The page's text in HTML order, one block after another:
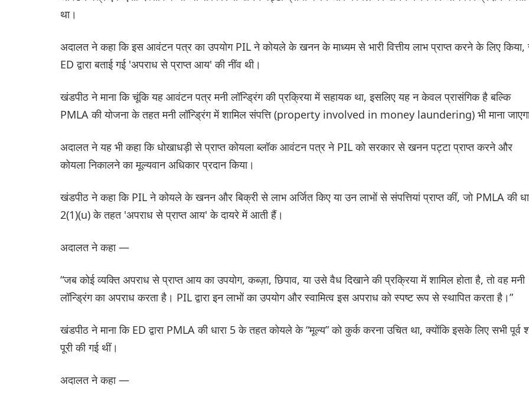
था।
अदालत ने कहा कि इस आवंटन पत्र का उपयोग PIL ने कोयले के खनन के माध्यम से भारी वित्तीय लाभ प्राप्त करने के लिए किया,
ED द्वारा बताई गई 'अपराध से प्राप्त आय' की नींव थी।
खंडपीठ ने माना कि चूंकि यह आवंटन पत्र मनी लॉन्ड्रिंग की प्रक्रिया में सहायक था, इसलिए यह न केवल प्रासंगिक है बल्कि
PMLA की योजना के तहत मनी लॉन्ड्रिंग में शामिल संपत्ति (property involved in money laundering) भी माना
अदालत ने यह भी कहा कि धोखाधड़ी से प्राप्त कोयला ब्लॉक आवंटन पत्र ने PIL को सरकार से खनन पट्टा प्राप्त करने और
कोयला निकालने का मूल्यवान अधिकार प्रदान किया।
खंडपीठ ने कहा कि PIL ने कोयले के खनन और बिक्री से लाभ अर्जित किए या उन लाभों से संपत्तियां प्राप्त कीं, जो PMLA की
2(1)(u) के तहत 'अपराध से प्राप्त आय' के दायरे में आती हैं।
अदालत ने कहा —
“जब कोई व्यक्ति अपराध से प्राप्त आय का उपयोग, कब्ज़ा, छिपाव, या उसे वैध दिखाने की प्रक्रिया में शामिल होता है, तो वह मनी
लॉन्ड्रिंग का अपराध करता है। PIL द्वारा इन लाभों का उपयोग और स्वामित्व इस अपराध को स्पष्ट रूप से स्थापित करता है।”
खंडपीठ ने माना कि ED द्वारा PMLA की धारा 5 के तहत कोयले के “मूल्य” को कुर्क करना उचित था, क्योंकि इसके लिए सभी पूर्व
पूरी की गई थीं।
अदालत ने कहा —